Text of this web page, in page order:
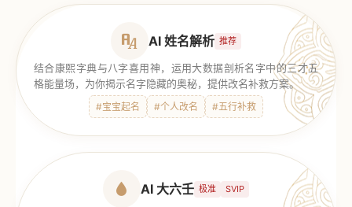
AI 姓名解析 推荐
结合康熙字典与八字喜用神，运用大数据剖析名字中的三才五
格能量场，为你揭示名字隐藏的奥秘，提供改名补救方案。
#宝宝起名 #个人改名 #五行补救
AI 大六壬 极准 SVIP